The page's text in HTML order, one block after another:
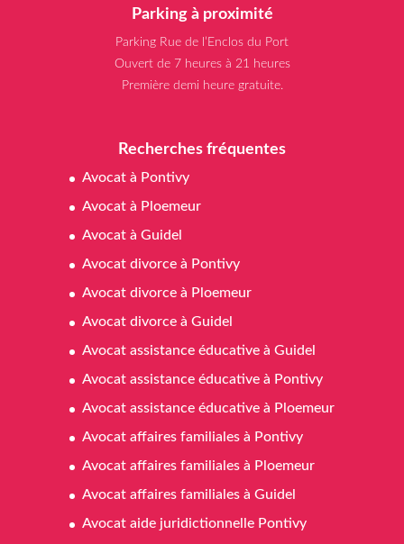
Parking à proximité
Parking Rue de l’Enclos du Port
Ouvert de 7 heures à 21 heures
Première demi heure gratuite.
Recherches fréquentes
Avocat à Pontivy
Avocat à Ploemeur
Avocat à Guidel
Avocat divorce à Pontivy
Avocat divorce à Ploemeur
Avocat divorce à Guidel
Avocat assistance éducative à Guidel
Avocat assistance éducative à Pontivy
Avocat assistance éducative à Ploemeur
Avocat affaires familiales à Pontivy
Avocat affaires familiales à Ploemeur
Avocat affaires familiales à Guidel
Avocat aide juridictionnelle Pontivy